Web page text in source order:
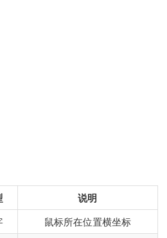
说明
鼠标所在位置横坐标